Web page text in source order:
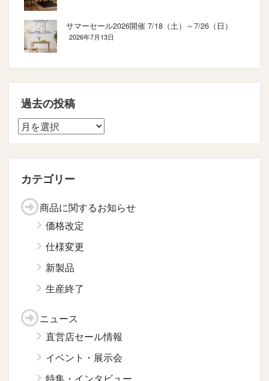
サマーセール2026開催 7/18（土）～7/26（日）
2026年7月13日
過去の投稿
カテゴリー
商品に関するお知らせ
価格改定
仕様変更
新製品
生産終了
ニュース
直営店セール情報
イベント・展示会
特集・インタビュー